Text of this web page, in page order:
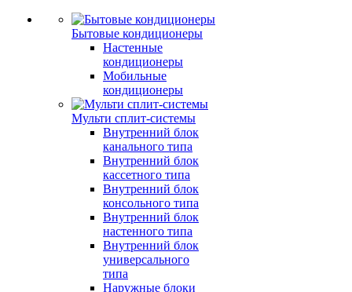
Бытовые кондиционеры
Настенные
кондиционеры
Мобильные
кондиционеры
Мульти сплит-системы
Внутренний блок
канального типа
Внутренний блок
кассетного типа
Внутренний блок
консольного типа
Внутренний блок
настенного типа
Внутренний блок
универсального
типа
Наружные блоки